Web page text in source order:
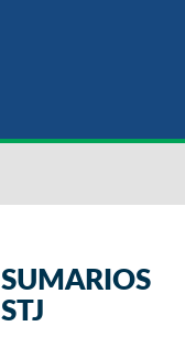
SUMARIOS
STJ